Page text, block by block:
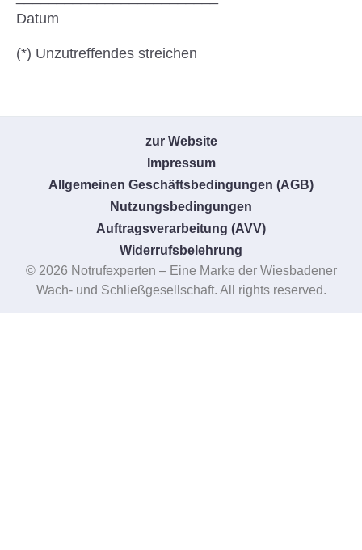
Datum
(*) Unzutreffendes streichen
zur Website
Impressum
Allgemeinen Geschäftsbedingungen (AGB)
Nutzungsbedingungen
Auftragsverarbeitung (AVV)
Widerrufsbelehrung
© 2026 Notrufexperten – Eine Marke der Wiesbadener
Wach- und Schließgesellschaft. All rights reserved.